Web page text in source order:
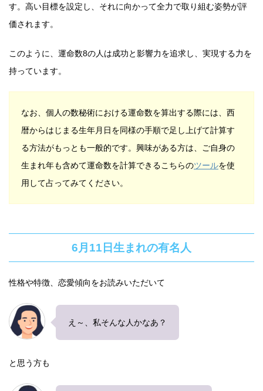
す。高い目標を設定し、それに向かって全力で取り組む姿勢が評
価されます。
このように、運命数8の人は成功と影響力を追求し、実現する力を
持っています。
なお、個人の数秘術における運命数を算出する際には、西
暦からはじまる生年月日を同様の手順で足し上げて計算す
る方法がもっとも一般的です。興味がある方は、ご自身の
生まれ年も含めて運命数を計算できるこちらのツールを使
用して占ってみてください。
6月11日生まれの有名人
性格や特徴、恋愛傾向をお読みいただいて
え～、私そんな人かなあ？
と思う方も